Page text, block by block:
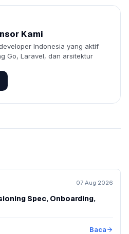
Kami
Indonesia yang aktif
Go, Laravel, dan arsitektur
07 Aug 2026
Spec, Onboarding,
Baca